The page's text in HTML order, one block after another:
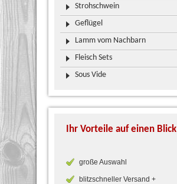
Strohschwein
Geflügel
Lamm vom Nachbarn
Fleisch Sets
Sous Vide
Ihr Vorteile auf einen Blick
große Auswahl
blitzschneller Versand +